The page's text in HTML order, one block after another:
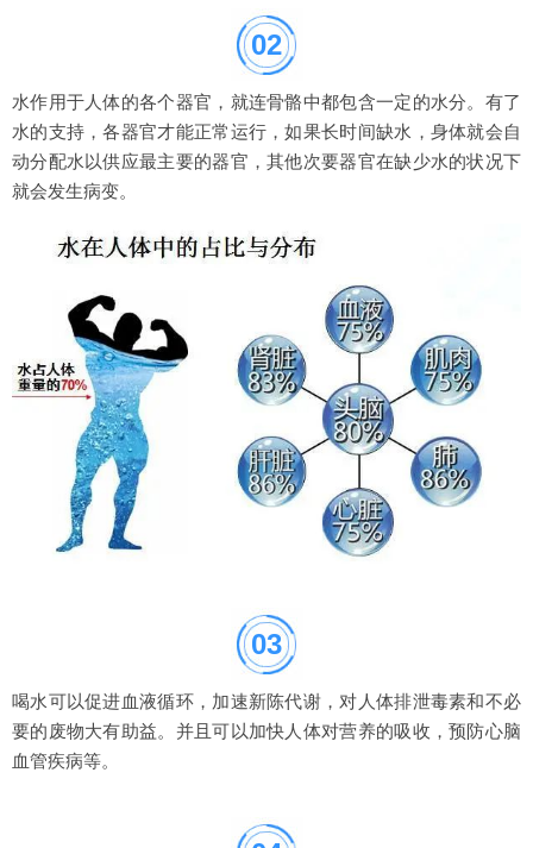
02
水作用于人体的各个器官，就连骨骼中都包含一定的水分。有了
水的支持，各器官才能正常运行，如果长时间缺水，身体就会自
动分配水以供应最主要的器官，其他次要器官在缺少水的状况下
就会发生病变。
03
喝水可以促进血液循环，加速新陈代谢，对人体排泄毒素和不必
要的废物大有助益。并且可以加快人体对营养的吸收，预防心脑
血管疾病等。